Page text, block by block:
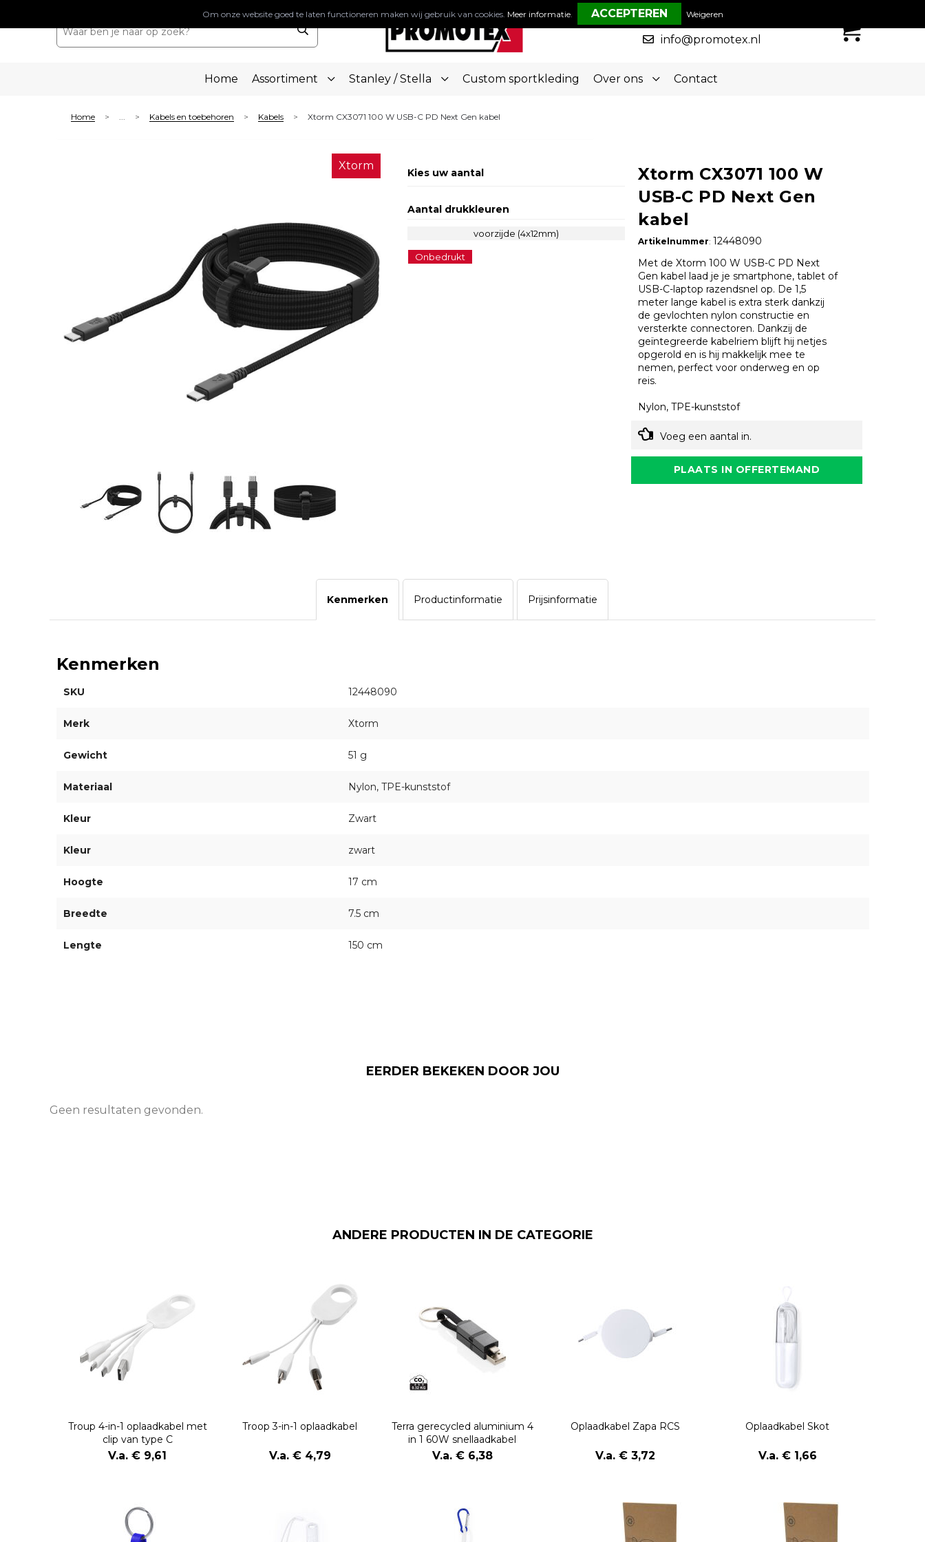
050-5773636
info@promotex.nl
Home Assortiment Stanley / Stella Custom sportkleding Over ons Contact
Home > ... > Kabels en toebehoren > Kabels > Xtorm CX3071 100 W USB-C PD Next Gen kabel
Xtorm
Kies uw aantal
Aantal drukkleuren
voorzijde (4x12mm)
Onbedrukt
Xtorm CX3071 100 W
USB-C PD Next Gen
kabel
Artikelnummer: 12448090
Met de Xtorm 100 W USB-C PD Next
Gen kabel laad je je smartphone, tablet of
USB-C-laptop razendsnel op. De 1,5
meter lange kabel is extra sterk dankzij
de gevlochten nylon constructie en
versterkte connectoren. Dankzij de
geïntegreerde kabelriem blijft hij netjes
opgerold en is hij makkelijk mee te
nemen, perfect voor onderweg en op
reis.
Nylon, TPE-kunststof
Voeg een aantal in.
PLAATS IN OFFERTEMAND
Kenmerken Productinformatie Prijsinformatie
Kenmerken
SKU 12448090
Merk Xtorm
Gewicht 51 g
Materiaal Nylon, TPE-kunststof
Kleur Zwart
Kleur zwart
Hoogte 17 cm
Breedte 7.5 cm
Lengte 150 cm
EERDER BEKEKEN DOOR JOU
Geen resultaten gevonden.
ANDERE PRODUCTEN IN DE CATEGORIE
Troup 4-in-1 oplaadkabel met
clip van type C
V.a. € 9,61
Troop 3-in-1 oplaadkabel
V.a. € 4,79
Terra gerecycled aluminium 4
in 1 60W snellaadkabel
V.a. € 6,38
Oplaadkabel Zapa RCS
V.a. € 3,72
Oplaadkabel Skot
V.a. € 1,66
Om onze website goed te laten functioneren maken wij gebruik van cookies. Meer informatie. Weigeren